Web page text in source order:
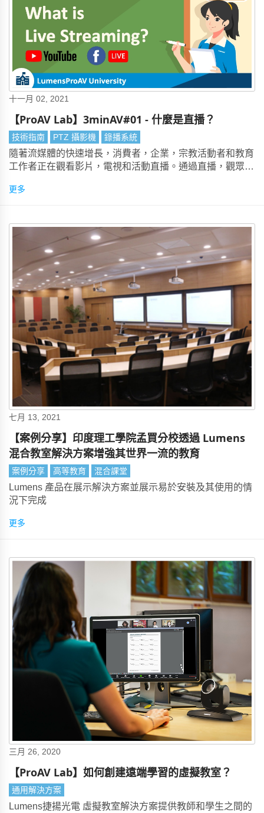
十一月 02, 2021
【ProAV Lab】3minAV#01 - 什麼是直播？
技術指南 PTZ 攝影機 錄播系統
隨著流媒體的快速增長，消費者，企業，宗教活動者和教育
工作者正在觀看影片，電視和活動直播。通過直播，觀眾可
播，而不必在活動結束後下載。
更多
七月 13, 2021
【案例分享】印度理工學院孟買分校透過 Lumens
混合教室解決方案增強其世界一流的教育
案例分享 高等教育 混合課堂
Lumens 產品在展示解決方案並展示易於安裝及其使用的情
況下完成
更多
三月 26, 2020
【ProAV Lab】如何創建遠端學習的虛擬教室？
通用解決方案
Lumens捷揚光電 虛擬教室解決方案提供教師和學生之間的